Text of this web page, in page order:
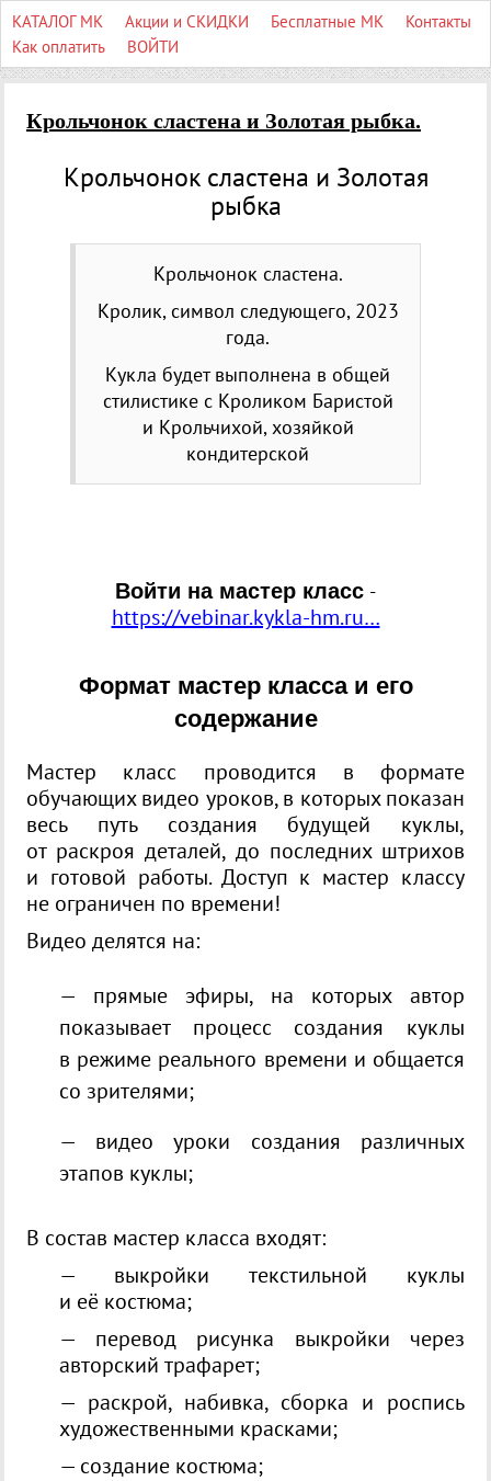
КАТАЛОГ МК Акции и СКИДКИ Бесплатные МК
Контакты
Как оплатить
ВОЙТИ
Крольчонок сластена и Золотая рыбка.
Крольчонок сластена и Золотая
рыбка
Крольчонок сластена.
Кролик, символ следующего, 2023
года.
Кукла будет выполнена в общей
стилистике с Кроликом Баристой
и Крольчихой, хозяйкой
кондитерской
Войти на мастер класс -
https://vebinar.kykla-hm.ru…
Формат мастер класса и его
содержание
Мастер класс проводится в формате
обучающих видео уроков, в которых показан
весь путь создания будущей куклы,
от раскроя деталей, до последних штрихов
и готовой работы. Доступ к мастер классу
не ограничен по времени!
Видео делятся на:
— прямые эфиры, на которых автор
показывает процесс создания куклы
в режиме реального времени и общается
со зрителями;
— видео уроки создания различных
этапов куклы;
В состав мастер класса входят:
— выкройки текстильной куклы
и её костюма;
— перевод рисунка выкройки через
авторский трафaрет;
— раскрой, набивка, сборка и роспись
художественными красками;
— создание костюма;